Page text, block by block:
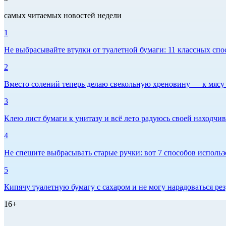
самых читаемых новостей недели
1
Не выбрасывайте втулки от туалетной бумаги: 11 классных
2
Вместо солений теперь делаю свекольную хреновину — к
3
Клею лист бумаги к унитазу и всё лето радуюсь своей
4
Не спешите выбрасывать старые ручки: вот 7 способов
5
Кипячу туалетную бумагу с сахаром и не могу нарадоваться
16+